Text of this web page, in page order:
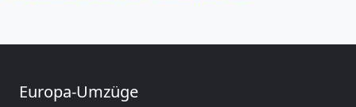
Europa-Umzüge